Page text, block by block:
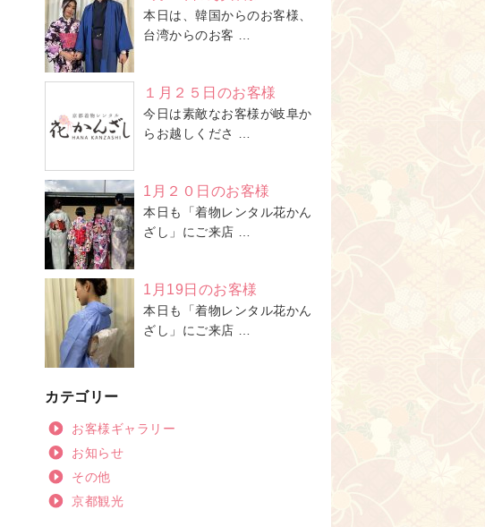
本日は、韓国からのお客様、
台湾からのお客 …
１月２５日のお客様
今日は素敵なお客様が岐阜か
らお越しくださ …
1月２０日のお客様
本日も「着物レンタル花かん
ざし」にご来店 …
1月19日のお客様
本日も「着物レンタル花かん
ざし」にご来店 …
カテゴリー
お客様ギャラリー
お知らせ
その他
京都観光